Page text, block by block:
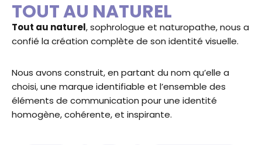
TOUT AU NATUREL
Tout au naturel, sophrologue et naturopathe, nous a
confié la création complète de son identité visuelle.
Nous avons construit, en partant du nom qu’elle a
choisi, une marque identifiable et l’ensemble des
éléments de communication pour une identité
homogène, cohérente, et inspirante.